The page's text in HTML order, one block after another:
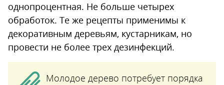
однопроцентная. Не больше четырех
обработок. Те же рецепты применимы к
декоративным деревьям, кустарникам, но
провести не более трех дезинфекций.
Молодое дерево потребует порядка